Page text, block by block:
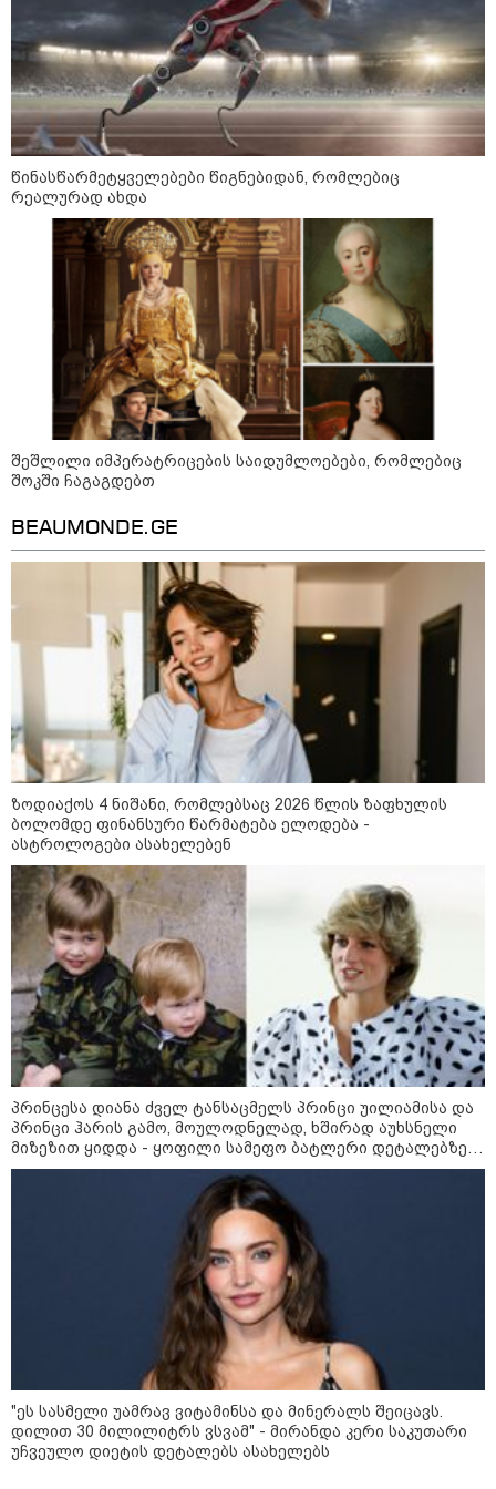
მსოფლიო
11:11 / 10-08-2026
ირანმა მოჯტაბა ხამენეის იშვიათი ვიდეო
გაავრცელა - რა ჩანს კადრებში
13:36 / 09-08-2026
24 წლის ფეხბურთელს თამაშის
დროს ელვამ დაარტყა,
დაშავდა 12 ადამიანი -
ვრცელდება ტრაგიკული
მომენტის ამსახველი კადრები
ტაილანდიდან
12:47 / 09-08-2026
რუსული მხარის ინფორმაციით,
უკრაინამ ბელგოროდზე
დრონებით იერიში მიიტანა,
დაიღუპა 3 ადამიანი და
დაშავდა 25
10:17 / 09-08-2026
რუსებმა ხარკოვს და ოდესას
დაარტყეს, არიან დაღუპულები
და დაშავებულები - რა
ინფორმაციას ავრცელებს
"ქართული ოცნება” ხელს
უწყობს ირანული
ტერორისტული ქსელების
უკანონო გაფართოებას, თუმცა
მაინც ამერიკას უყენებს
მოთხოვნებს?" - ჯო უილსონი
კატეგორიის ყველა სიახლე
წინასწარმეტყველებები წიგნებიდან, რომლებიც
რეალურად ახდა
შეშლილი იმპერატრიცების საიდუმლოებები, რომლებიც
შოკში ჩაგაგდებთ
BEAUMONDE.GE
ზოდიაქოს 4 ნიშანი, რომლებსაც 2026 წლის ზაფხულის
ბოლომდე ფინანსური წარმატება ელოდება -
ასტროლოგები ასახელებენ
პრინცესა დიანა ძველ ტანსაცმელს პრინცი უილიამისა და
პრინცი ჰარის გამო, მოულოდნელად, ხშირად აუხსნელი
მიზეზით ყიდდა - ყოფილი სამეფო ბატლერი დეტალებზე
საკუთარ წიგნში საუბრობს
"ეს სასმელი უამრავ ვიტამინსა და მინერალს შეიცავს.
დილით 30 მილილიტრს ვსვამ" - მირანდა კერი საკუთარი
უჩვეულო დიეტის დეტალებს ასახელებს